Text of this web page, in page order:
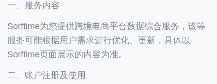
一、服务内容
Sorftime为您提供跨境电商平台数据综合服务，该等
服务可能根据用户需求进行优化、更新，具体以
Sorftime页面展示的内容为准。
二、账户注册及使用